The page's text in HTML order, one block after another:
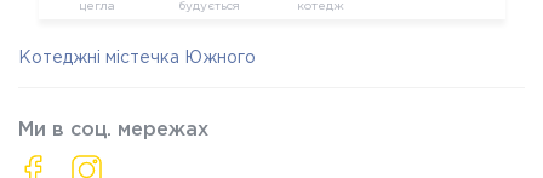
цегла будується котедж
Котеджні містечка Южного
Ми в соц. мережах